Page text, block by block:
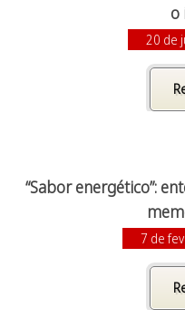
o
20 de
“Sabor energético”:
7 de